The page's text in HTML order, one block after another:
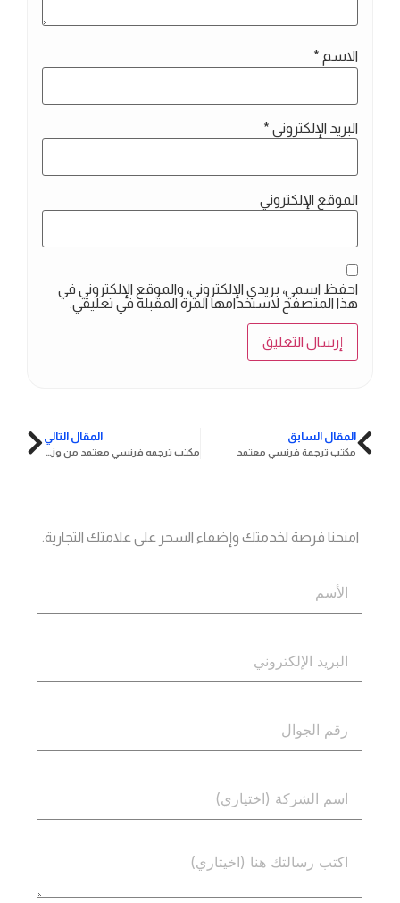
امنحنا فرصة لخدمتك وإضفاء السحر على علامتك التجارية.
الاسم *
البريد الإلكتروني *
الموقع الإلكتروني
احفظ اسمي، بريدي الإلكتروني، والموقع الإلكتروني في
هذا المتصفح لاستخدامها المرة المقبلة في تعليقي.
المقال السابق
مكتب ترجمة فرنسي معتمد
المقال التالي
مكتب ترجمه فرنسي معتمد من وزارة العدل